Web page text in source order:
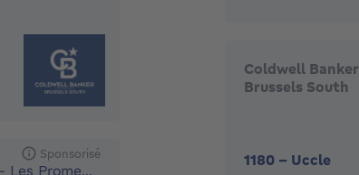
Sponsorisé
Appartements à Uccle - Les Promenades d'Uccle
Coldwell Banker
Brussels South
1180 - Uccle